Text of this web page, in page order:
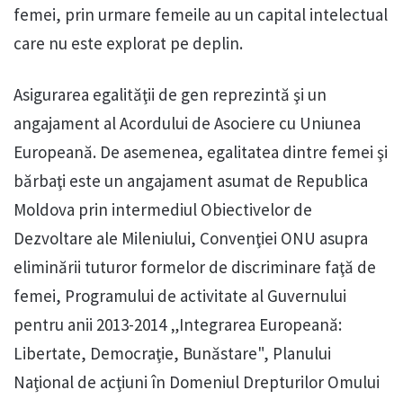
femei, prin urmare femeile au un capital intelectual
care nu este explorat pe deplin.
Asigurarea egalităţii de gen reprezintă şi un
angajament al Acordului de Asociere cu Uniunea
Europeană. De asemenea, egalitatea dintre femei şi
bărbaţi este un angajament asumat de Republica
Moldova prin intermediul Obiectivelor de
Dezvoltare ale Mileniului, Convenţiei ONU asupra
eliminării tuturor formelor de discriminare faţă de
femei, Programului de activitate al Guvernului
pentru anii 2013-2014 „Integrarea Europeană:
Libertate, Democraţie, Bunăstare", Planului
Naţional de acţiuni în Domeniul Drepturilor Omului